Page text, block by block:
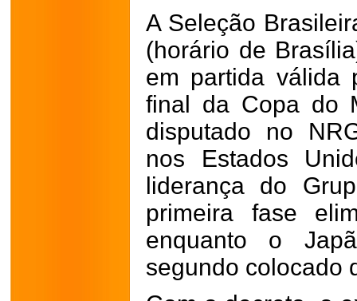
A Seleção
(horário de
em partida válida
final da Copa do
disputado no
nos Estados
liderança do
primeira fase
enquanto o
segundo colocado